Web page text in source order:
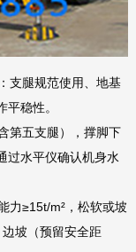
支腿规范使用、地基
稳性。‌‌
第五支腿），撑脚下
过水平仪确认机身水
力≥15t/m²‌，松软或坡
坡（预留安全距